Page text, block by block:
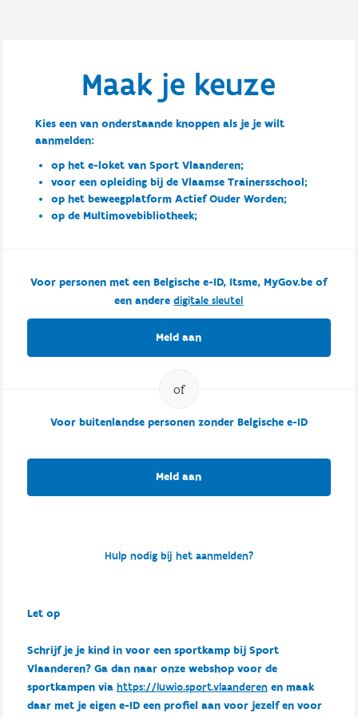
Maak je keuze
Kies een van onderstaande knoppen als je je wilt
aanmelden:
op het e-loket van Sport Vlaanderen;
voor een opleiding bij de Vlaamse Trainersschool;
op het beweegplatform Actief Ouder Worden;
op de Multimovebibliotheek;
Voor personen met een Belgische e-ID, Itsme, MyGov.be of
een anderedigitale sleutel
Meld aan
Voor buitenlandse personen zonder Belgische e-ID
Meld aan
Hulp nodig bij het aanmelden?
Let op
Schrijf je je kind in voor een sportkamp bij Sport
Vlaanderen? Ga dan naar onze webshop voor de
sportkampen via https://luwio.sport.vlaanderenen maak
daar met je eigen e-ID een profiel aan voor jezelf en voor